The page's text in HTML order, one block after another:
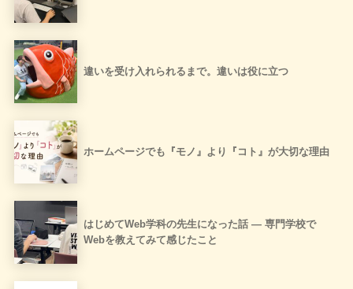
違いを受け入れられるまで。違いは役に立つ
ホームページでも『モノ』より『コト』が大切な理由
はじめてWeb学科の先生になった話 ― 専門学校で
Webを教えてみて感じたこと